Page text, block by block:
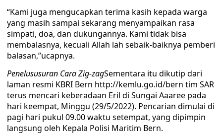
“Kami juga mengucapkan terima kasih kepada warga
yang masih sampai sekarang menyampaikan rasa
simpati, doa, dan dukungannya. Kami tidak bisa
membalasnya, kecuali Allah lah sebaik-baiknya pemberi
balasan,”ucapnya.
Penelususuran Cara Zig-zagSementara itu dikutip dari
laman resmi KBRI Bern http://kemlu.go.id/bern tim SAR
terus mencari keberadaan Eril di Sungai Aaaree pada
hari keempat, Minggu (29/5/2022). Pencarian dimulai di
pagi hari pukul 09.00 waktu setempat, yang dipimpin
langsung oleh Kepala Polisi Maritim Bern.